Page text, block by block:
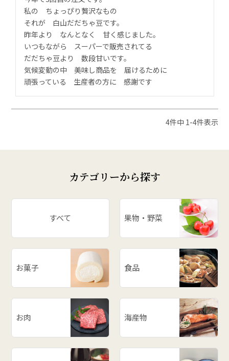
私の　ちょっぴり贅沢なもの
それが　白山だだちゃ豆です。
昨年より　なんとなく　甘く感じました。
いつもながら　スーパーで販売されてる
だだちゃ豆より　数段甘いです。
気候変動の中　美味し商品を　届けるために
頑張っている　生産者の方に　感謝です
4件中 1 -4件表示
カテゴリーから探す
すべて 果物・野菜
お菓子 食品
お肉 海産物